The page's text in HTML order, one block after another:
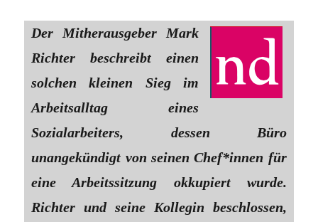
Der Mitherausgeber Mark
Richter beschreibt einen
solchen kleinen Sieg im
Arbeitsalltag eines
Sozialarbeiters, dessen Büro
unangekündigt von seinen Chef*innen für
eine Arbeitssitzung okkupiert wurde.
Richter und seine Kollegin beschlossen,